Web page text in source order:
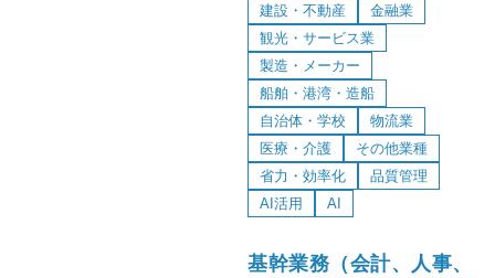
違えを抑える
・オンプレ含む運用相談が可能
（社内データを外に出さない前
提に寄せられる）
建設・不動産
金融業
観光・サービス業
製造・メーカー
船舶・港湾・造船
自治体・学校
物流業
医療・介護
その他業種
省力・効率化
品質管理
AI活用
AI
基幹業務（会計、人事、